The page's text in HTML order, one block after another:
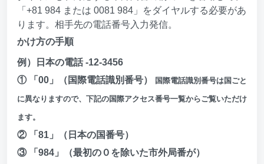
「+81 984 または 0081 984」をダイヤルする必要があ
ります。相手先の電話番号入力発信。
かけ方の手順
例）日本の電話 -12-3456
① 「00」（国際電話識別番号）
国際電話識別番号は国ごと
に異なりますので、下記の国際アクセス番号一覧からご覧いただけ
ます。
② 「81」（日本の国番号）
③ 「984」（最初の０を除いた市外局番が）